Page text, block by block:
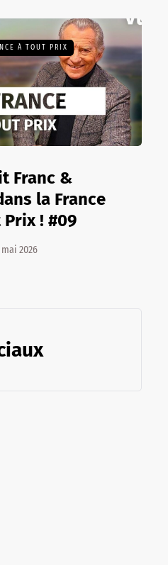
À TOUT PRIX
Franc &
la France
Prix ! #09
mai 2026